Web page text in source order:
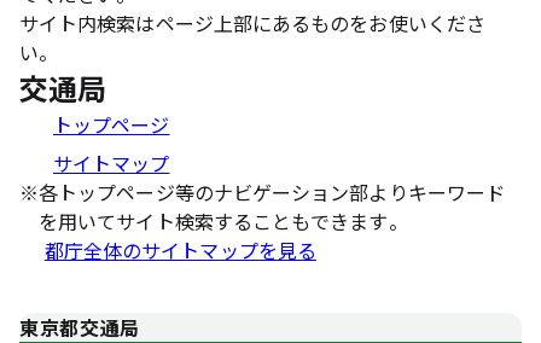
サイト内検索はページ上部にあるものをお使いくださ
い。
交通局
トップページ
サイトマップ
※各トップページ等のナビゲーション部よりキーワード
を用いてサイト検索することもできます。
都庁全体のサイトマップを見る
東京都交通局